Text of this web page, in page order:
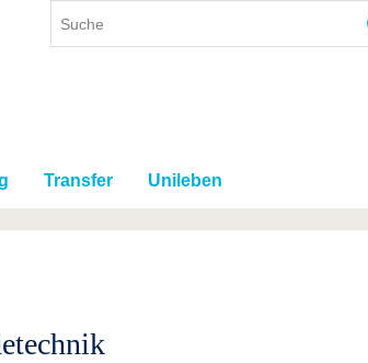
Transfer Unileben